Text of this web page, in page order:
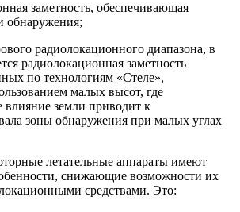
заметность, обеспечивающая
обнаружения;
радиолокационного диапазона, в
радиолокационная заметность
по технологиям «Стеле»,
малых высот, где
влияние земли приводит к
зоны обнаружения при малых углах
летательные аппараты имеют
снижающие возможности их
средствами. Это: